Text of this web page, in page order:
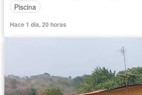
Piscina
Hace 1 día, 20 horas